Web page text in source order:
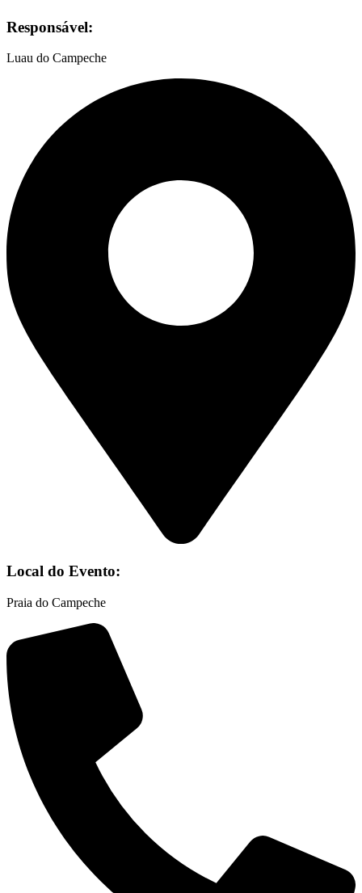
Responsável:
Luau do Campeche
Local do Evento:
Praia do Campeche